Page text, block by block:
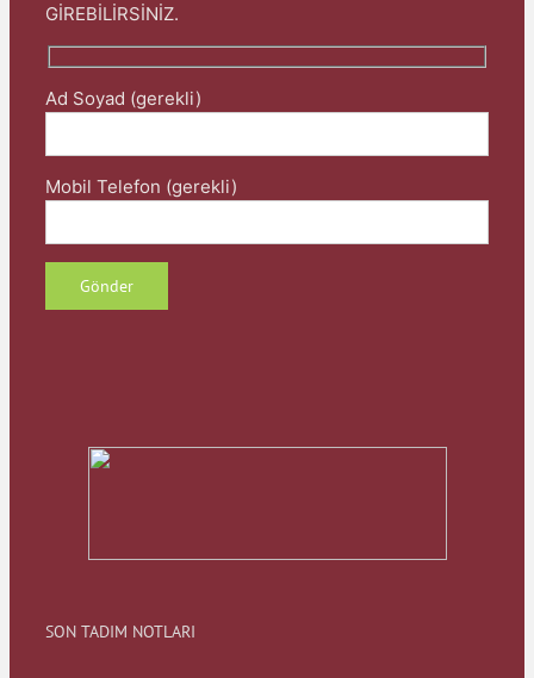
GİREBİLİRSİNİZ.
Ad Soyad (gerekli)
Mobil Telefon (gerekli)
SON TADIM NOTLARI